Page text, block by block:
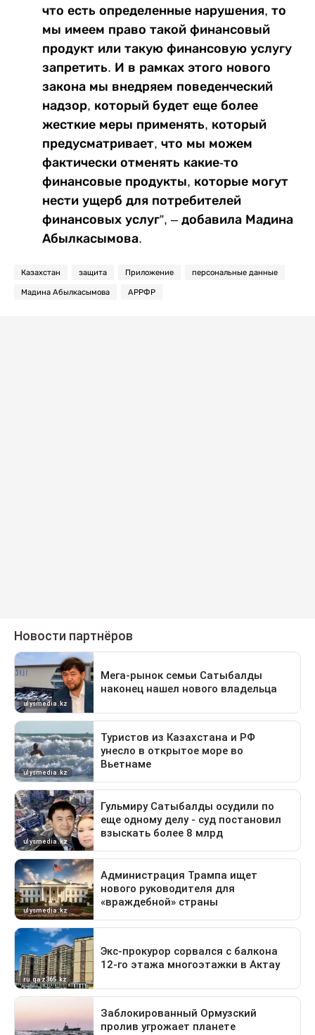
что есть определенные нарушения, то
мы имеем право такой финансовый
продукт или такую финансовую услугу
запретить. И в рамках этого нового
закона мы внедряем поведенческий
надзор, который будет еще более
жесткие меры применять, который
предусматривает, что мы можем
фактически отменять какие-то
финансовые продукты, которые могут
нести ущерб для потребителей
финансовых услуг”, – добавила Мадина
Абылкасымова.
Казахстан защита Приложение персональные данные
Мадина Абылкасымова АРРФР